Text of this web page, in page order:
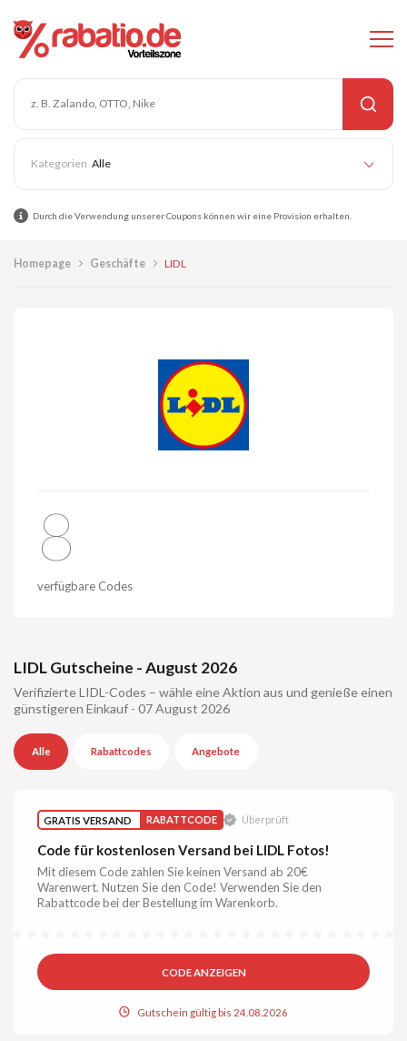
Alle
Durch die Verwendung unserer Coupons können wir eine Provision erhalten.
Homepage Geschäfte LIDL
8
verfügbare Codes
LIDL Gutscheine - August 2026
Verifizierte LIDL-Codes – wähle eine Aktion aus und genieße einen
günstigeren Einkauf - 07 August 2026
Alle Rabattcodes Angebote
GRATIS VERSAND RABATTCODE Überprüft
Code für kostenlosen Versand bei LIDL Fotos!
Mit diesem Code zahlen Sie keinen Versand ab 20€
Warenwert. Nutzen Sie den Code! Verwenden Sie den
Rabattcode bei der Bestellung im Warenkorb.
CODE ANZEIGEN
Gutschein gültig bis 24.08.2026